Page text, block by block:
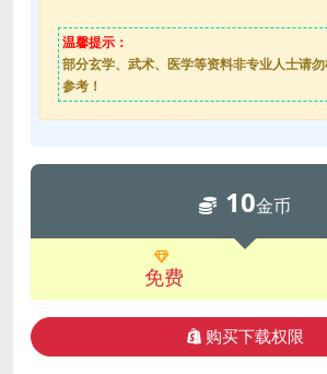
温馨提示：
部分玄学、武术、医学等资料非专业人士请
参考！
10金币
免费
购买下载权限